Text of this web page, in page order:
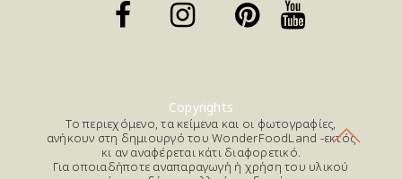
Copyrights
Το περιεχόμενο, τα κείμενα και οι φωτογραφίες,
ανήκουν στη δημιουργό του WonderFoodLand -εκτός
κι αν αναφέρεται κάτι διαφορετικό.
Για οποιαδήποτε αναπαραγωγή ή χρήση του υλικού